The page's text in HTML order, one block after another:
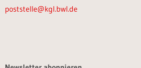
poststelle@kgl.bwl.de